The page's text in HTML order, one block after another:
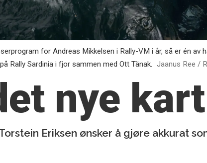
for Andreas Mikkelsen i Rally-VM i år, så er én
Rally Sardinia i fjor sammen med Ott Tänak. Jaanus Ree /
nye
Eriksen ønsker å gjøre akkurat